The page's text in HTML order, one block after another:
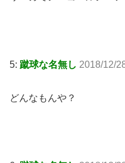
5: 蹴球な名無し 2018/12/
どんなもんや？